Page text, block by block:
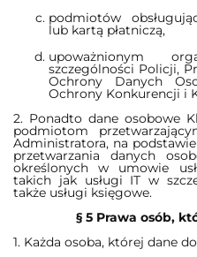
podmiotów
lub kartą płatniczą,
upoważnionym
szczególności Policji,
Ochrony Danych
Ochrony Konkurencji i
2. Ponadto dane osobowe
podmiotom
Administratora, na
przetwarzania danych
określonych w umowie
takich jak usługi IT w
także usługi księgowe.
§ 5 Prawa osób,
1. Każda osoba, której dane